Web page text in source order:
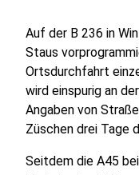
Auf der B 236 in
Staus
Ortsdurchfahrt
wird einspurig an
Angaben von
Züschen drei Tage
Seitdem die A45